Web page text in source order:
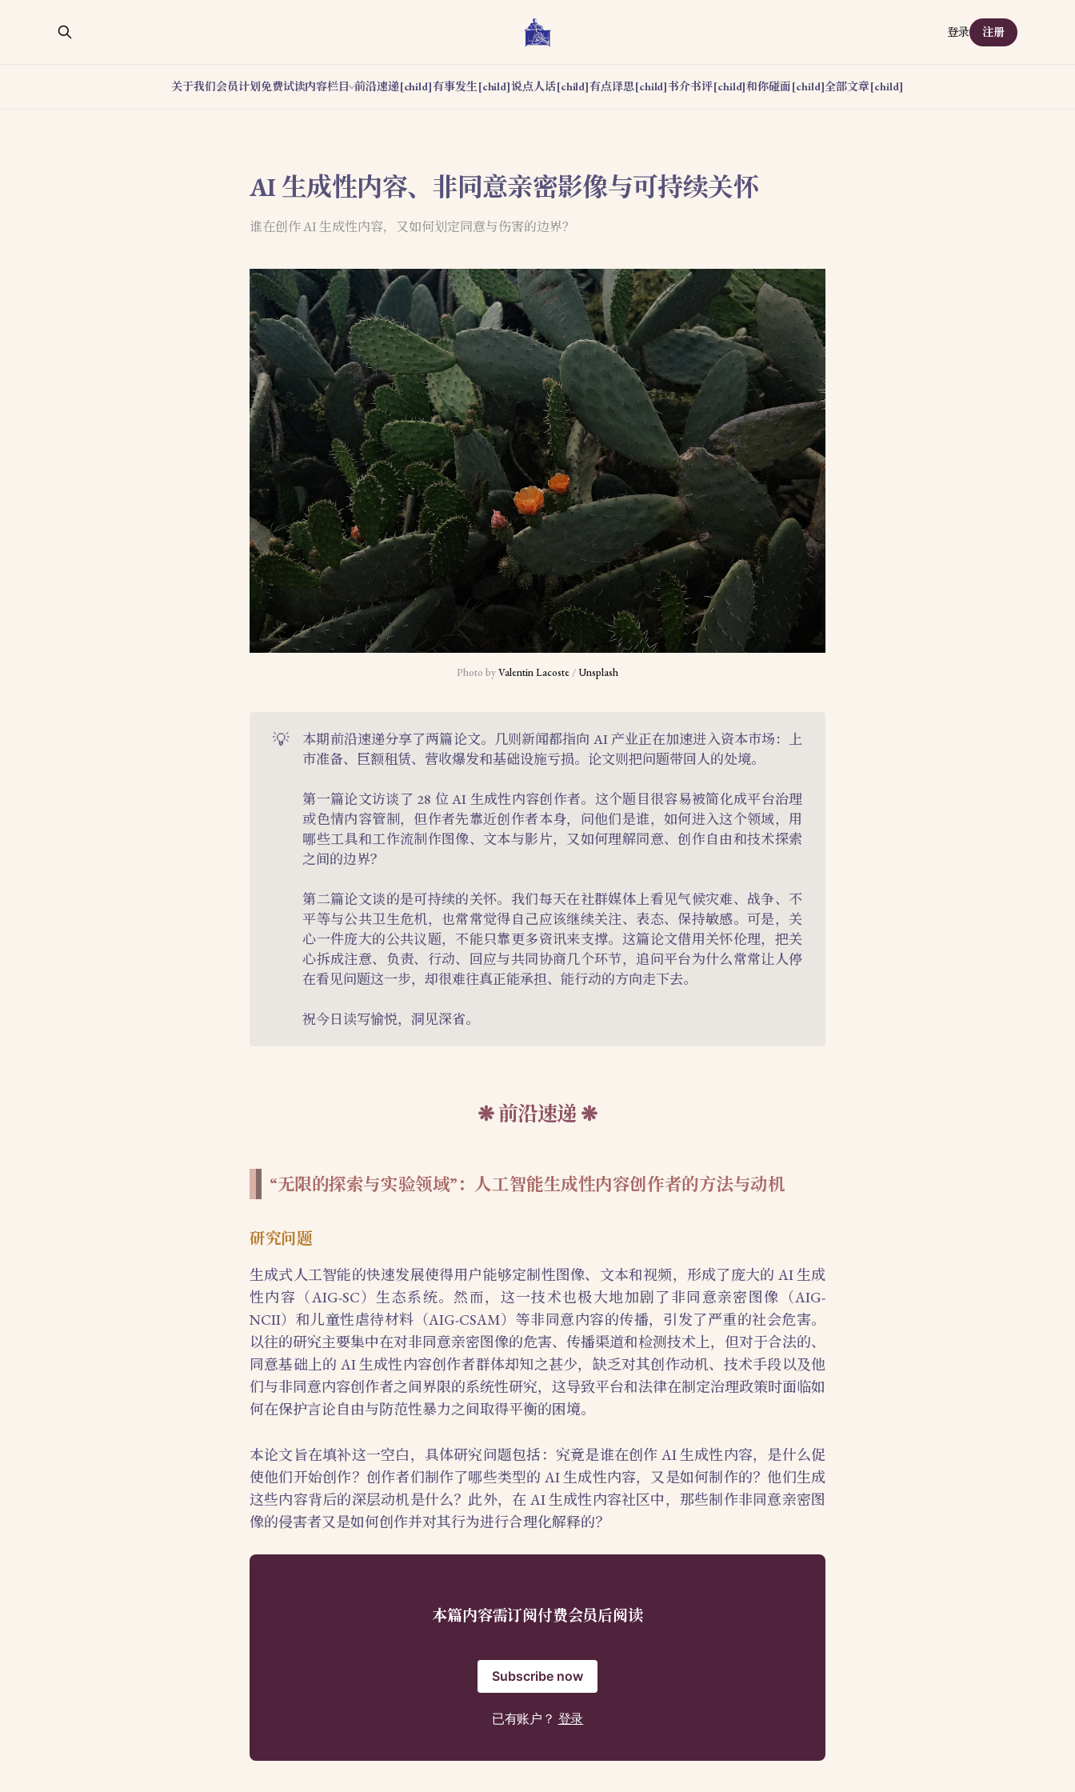
关于我们会员计划免费试读内容栏目 前沿速递[child]有事发生[child]说点人话[child]有点译思[child]书介书评[child]和你碰面[child]全部文章[child]
登录 注册
AI 生成性内容、非同意亲密影像与可持续关怀
谁在创作 AI 生成性内容，又如何划定同意与伤害的边界？
Photo by Valentin Lacoste / Unsplash
💡
本期前沿速递分享了两篇论文。几则新闻都指向 AI 产业正在加速进入资本市场：上
市准备、巨额租赁、营收爆发和基础设施亏损。论文则把问题带回人的处境。
第一篇论文访谈了 28 位 AI 生成性内容创作者。这个题目很容易被简化成平台治理
或色情内容管制，但作者先靠近创作者本身，问他们是谁，如何进入这个领域，用
哪些工具和工作流制作图像、文本与影片，又如何理解同意、创作自由和技术探索
之间的边界？
第二篇论文谈的是可持续的关怀。我们每天在社群媒体上看见气候灾难、战争、不
平等与公共卫生危机，也常常觉得自己应该继续关注、表态、保持敏感。可是，关
心一件庞大的公共议题，不能只靠更多资讯来支撑。这篇论文借用关怀伦理，把关
心拆成注意、负责、行动、回应与共同协商几个环节，追问平台为什么常常让人停
在看见问题这一步，却很难往真正能承担、能行动的方向走下去。
祝今日读写愉悦，洞见深省。
前沿速递
“无限的探索与实验领域”：人工智能生成性内容创作者的方法与动机
研究问题
生成式人工智能的快速发展使得用户能够定制性图像、文本和视频，形成了庞大的 AI 生成
性内容（AIG-SC）生态系统。然而，这一技术也极大地加剧了非同意亲密图像（AIG-
NCII）和儿童性虐待材料（AIG-CSAM）等非同意内容的传播，引发了严重的社会危害。
以往的研究主要集中在对非同意亲密图像的危害、传播渠道和检测技术上，但对于合法的、
同意基础上的 AI 生成性内容创作者群体却知之甚少，缺乏对其创作动机、技术手段以及他
们与非同意内容创作者之间界限的系统性研究，这导致平台和法律在制定治理政策时面临如
何在保护言论自由与防范性暴力之间取得平衡的困境。
本论文旨在填补这一空白，具体研究问题包括：究竟是谁在创作 AI 生成性内容，是什么促
使他们开始创作？创作者们制作了哪些类型的 AI 生成性内容，又是如何制作的？他们生成
这些内容背后的深层动机是什么？此外，在 AI 生成性内容社区中，那些制作非同意亲密图
像的侵害者又是如何创作并对其行为进行合理化解释的？
本篇内容需订阅付费会员后阅读
Subscribe now
已有账户？ 登录